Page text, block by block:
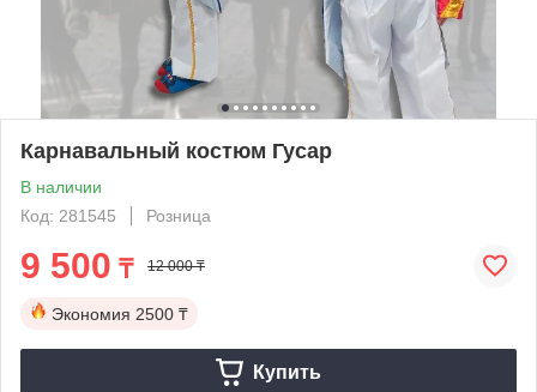
Карнавальный костюм Гусар
В наличии
Код: 281545
Розница
9 500 ₸ 12 000 ₸
Экономия 2500 ₸
Купить